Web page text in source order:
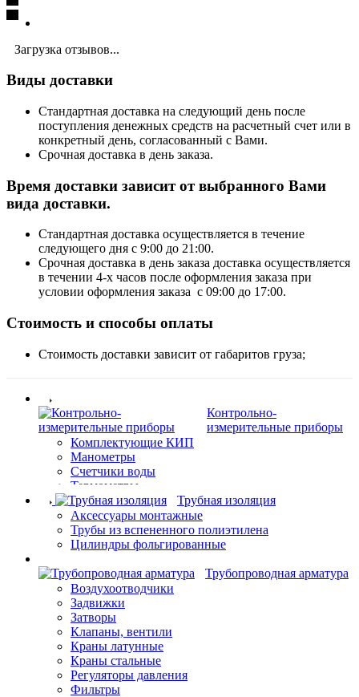
Загрузка отзывов...
Виды доставки
Стандартная доставка на следующий день после
поступления денежных средств на расчетный счет или в
конкретный день, согласованный с Вами.
Срочная доставка в день заказа.
Время доставки зависит от выбранного Вами
вида доставки.
Стандартная доставка осуществляется в течение
следующего дня с 9:00 до 21:00.
Срочная доставка в день заказа доставка осуществляется
в течении 4-х часов после оформления заказа при
условии оформления заказа с 09:00 до 17:00.
Стоимость и способы оплаты
Стоимость доставки зависит от габаритов груза;
Контрольно-
измерительные приборы
Комплектующие КИП
Манометры
Счетчики воды
Термометры
Трубная изоляция
Аксессуары монтажные
Трубы из вспененного полиэтилена
Цилиндры фольгированные
Трубопроводная арматура
Воздухоотводчики
Задвижки
Затворы
Клапаны, вентили
Краны латунные
Краны стальные
Регуляторы давления
Фильтры